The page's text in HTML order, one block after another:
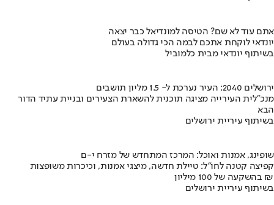
אתם עוד לא שם? הטיסה למונדיאל כבר יצאה
יונדאי לוקחת אתכם לבמה הכי גדולה בעולם
בשיתוף יונדאי מבית כלמוביל
ירושלים 2040: העיר נערכת ל- 1.5 מליון תושבים
מנכ"לית העירייה מציגה תוכנית להשארת הצעירים ובניית עתיד הדור
הבא
בשיתוף עיריית ירושלים
שופינג, אמנות ואוכל: המרכז המתחדש של מזרח י-ם
קפיצה קטנה לחו"ל: טיילת חדשה, מיצגי אמנות, וכיכרות משופצות
בהשקעה של 100 מיליון ₪
בשיתוף עיריית ירושלים